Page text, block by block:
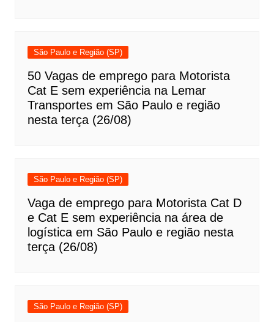
São Paulo e Região (SP)
50 Vagas de emprego para Motorista
Cat E sem experiência na Lemar
Transportes em São Paulo e região
nesta terça (26/08)
São Paulo e Região (SP)
Vaga de emprego para Motorista Cat D
e Cat E sem experiência na área de
logística em São Paulo e região nesta
terça (26/08)
São Paulo e Região (SP)